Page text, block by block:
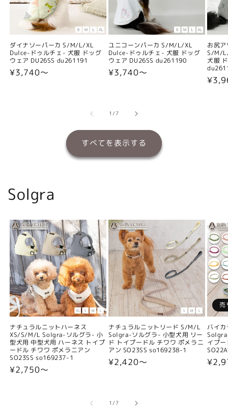
ダイナソーパーカ S/M/L/XL
Dulce-ドゥルチェ- 犬服 ドッグ
ウェア DU26SS du261191
通
¥3,740〜
ユニコーンパーカ S/M/L/XL
Dulce-ドゥルチェ- 犬服 ドッグ
ウェア DU26SS du261190
通
¥3,740〜
お尻
S/M/
犬服
通
1/の
7
すべてを表示する
Solgra
ナチュラルニットハーネス
XS/S/M/L Solgra-ソルグラ- 小
型犬用 中型犬用 ハーネス トイプ
ードル チワワ ポメラニアン
SO23SS so169237-1
通
¥2,750〜
ナチュラルニットリード S/M/L
Solgra-ソルグラ- 小型犬用 リー
ド トイプードル チワワ ポメラニ
アン SO23SS so169238-1
通
¥2,420〜
売
バイ
イプ
通
1/の
7